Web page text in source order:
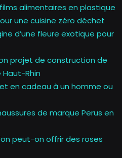
alimentaires en plastique
une cuisine zéro déchet
d’une fleure exotique pour
projet de construction de
Rhin
en cadeau à un homme ou
de marque Perus en
peut-on offrir des roses